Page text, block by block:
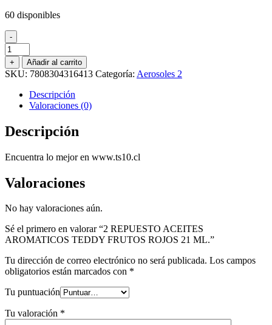
60 disponibles
-
2
REPUESTO
ACEITES
AROMATICOS
TEDDY
FRUTOS
ROJOS
21
ML.
+ Añadir al carrito
SKU: 7808304316413 Categoría: Aerosoles 2
Descripción
Valoraciones (0)
Descripción
Encuentra lo mejor en www.ts10.cl
Valoraciones
No hay valoraciones aún.
Sé el primero en valorar “2 REPUESTO ACEITES
AROMATICOS TEDDY FRUTOS ROJOS 21 ML.”
Tu dirección de correo electrónico no será publicada. Los campos
obligatorios están marcados con *
Tu puntuación
Tu valoración *